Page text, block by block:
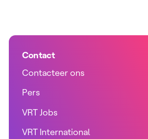
Contact
Contacteer ons
Pers
VRT Jobs
VRT International